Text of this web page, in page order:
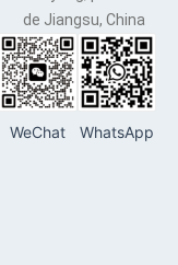
de Jiangsu, China
WeChat WhatsApp